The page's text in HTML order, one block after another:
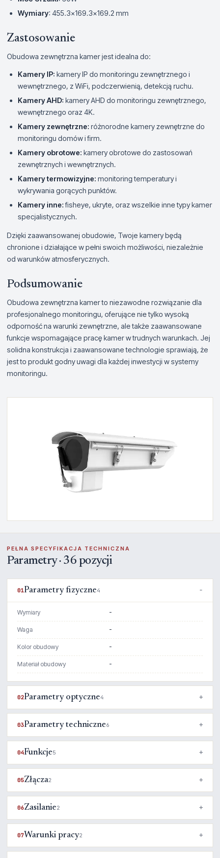
Wymiary: 455.3×169.3×169.2 mm
Zastosowanie
Obudowa zewnętrzna kamer jest idealna do:
Kamery IP: kamery IP do monitoringu zewnętrznego i
wewnętrznego, z WiFi, podczerwienią, detekcją ruchu.
Kamery AHD: kamery AHD do monitoringu zewnętrznego,
wewnętrznego oraz 4K.
Kamery zewnętrzne: różnorodne kamery zewnętrzne do
monitoringu domów i firm.
Kamery obrotowe: kamery obrotowe do zastosowań
zewnętrznych i wewnętrznych.
Kamery termowizyjne: monitoring temperatury i
wykrywania gorących punktów.
Kamery inne:fisheye, ukryte, oraz wszelkie inne typy kamer
specjalistycznych.
Dzięki zaawansowanej obudowie, Twoje kamery będą
chronione i działające w pełni swoich możliwości, niezależnie
od warunków atmosferycznych.
Podsumowanie
Obudowa zewnętrzna kamer to niezawodne rozwiązanie dla
profesjonalnego monitoringu, oferujące nie tylko wysoką
odporność na warunki zewnętrzne, ale także zaawansowane
funkcje wspomagające pracę kamer w trudnych warunkach. Jej
solidna konstrukcja i zaawansowane technologie sprawiają, że
jest to produkt godny uwagi dla każdej inwestycji w systemy
monitoringu.
PEŁNA SPECYFIKACJA TECHNICZNA
Parametry · 36 pozycji
01Parametry fizyczne4
Wymiary -
Waga -
Kolor obudowy -
Materiał obudowy -
02Parametry optyczne4
03Parametry techniczne6
04Funkcje5
05Złącza2
06Zasilanie2
07Warunki pracy2